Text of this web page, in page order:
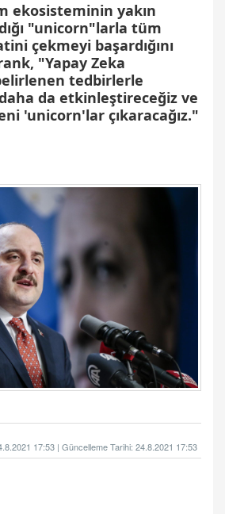
ekosisteminin yakın
"unicorn"larla tüm
çekmeyi başardığını
"Yapay Zeka
tedbirlerle
da etkinleştireceğiz ve
'unicorn'lar çıkaracağız."
17:53 | Güncelleme Tarihi: 24.8.2021 17:53